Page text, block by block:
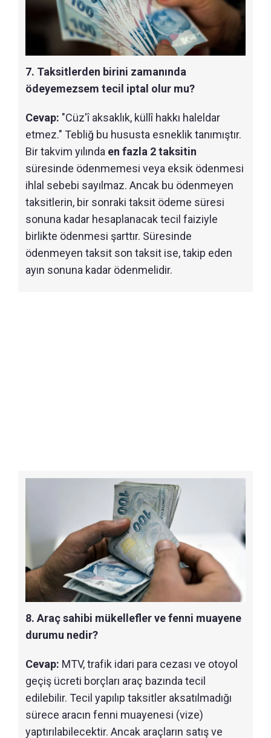
7. Taksitlerden birini zamanında
ödeyemezsem tecil iptal olur mu?
Cevap: "Cüz'î aksaklık, küllî hakkı haleldar
etmez." Tebliğ bu hususta esneklik tanımıştır.
Bir takvim yılında en fazla 2 taksitin
süresinde ödenmemesi veya eksik ödenmesi
ihlal sebebi sayılmaz. Ancak bu ödenmeyen
taksitlerin, bir sonraki taksit ödeme süresi
sonuna kadar hesaplanacak tecil faiziyle
birlikte ödenmesi şarttır. Süresinde
ödenmeyen taksit son taksit ise, takip eden
ayın sonuna kadar ödenmelidir.
8. Araç sahibi mükellefler ve fenni muayene
durumu nedir?
Cevap: MTV, trafik idari para cezası ve otoyol
geçiş ücreti borçları araç bazında tecil
edilebilir. Tecil yapılıp taksitler aksatılmadığı
sürece aracın fenni muayenesi (vize)
yaptırılabilecektir. Ancak araçların satış ve